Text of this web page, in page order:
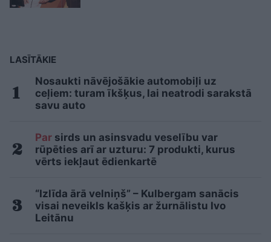
LASĪTĀKIE
Nosaukti nāvējošākie automobiļi uz
ceļiem: turam īkšķus, lai neatrodi sarakstā
savu auto
Par sirds un asinsvadu veselību var
rūpēties arī ar uzturu: 7 produkti, kurus
vērts iekļaut ēdienkartē
“Izlīda ārā velniņš” – Kulbergam sanācis
visai neveikls kašķis ar žurnālistu Ivo
Leitānu